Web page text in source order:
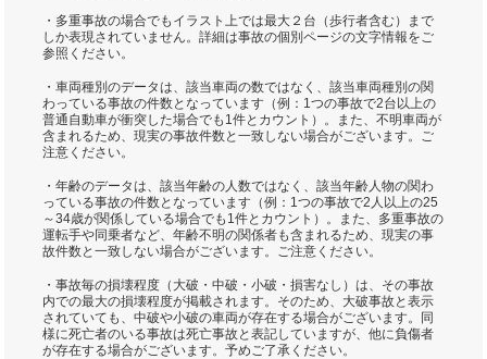
・多重事故の場合でもイラスト上では最大２台（歩行者含む）まで
しか表現されていません。詳細は事故の個別ページの文字情報をご
参照ください。
・車両種別のデータは、該当車両の数ではなく、該当車両種別の関
わっている事故の件数となっています（例：1つの事故で2台以上の
普通自動車が衝突した場合でも1件とカウント）。また、不明車両が
含まれるため、現実の事故件数と一致しない場合がございます。ご
注意ください。
・年齢のデータは、該当年齢の人数ではなく、該当年齢人物の関わ
っている事故の件数となっています（例：1つの事故で2人以上の25
～34歳が関係している場合でも1件とカウント）。また、多重事故の
運転手や同乗者など、年齢不明の関係者も含まれるため、現実の事
故件数と一致しない場合がございます。ご注意ください。
・事故毎の損壊程度（大破・中破・小破・損害なし）は、その事故
内での最大の損壊程度が掲載されます。そのため、大破事故と表示
されていても、中破や小破の車両が存在する場合がございます。同
様に死亡者のいる事故は死亡事故と表記していますが、他に負傷者
が存在する場合がございます。予めご了承ください。